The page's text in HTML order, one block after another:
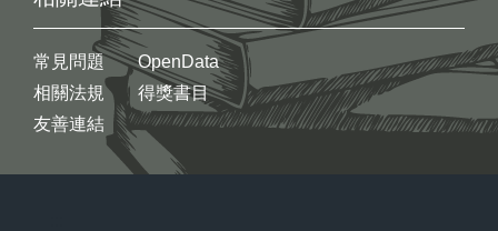
常見問題
相關法規
友善連結
OpenData
得獎書目